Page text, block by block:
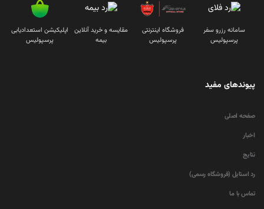
سامانه رزرو سفر
پرسپولیس
فروشگاه اینترنتی
پرسپولیس
مقایسه و خرید آنلاین
بیمه
اپلیکیشن استعدادیابی
پرسپولیس
پیوندهای مفید
صفحه اصلی
اخبار
نتایج
رد استایل (فروشگاه رسمی)
تماس با ما